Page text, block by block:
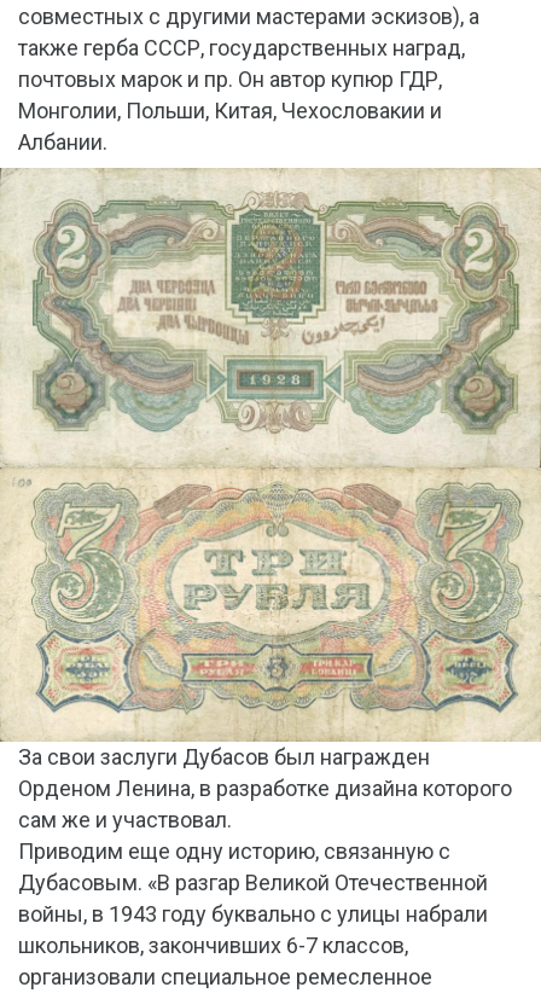
совместных с другими мастерами эскизов), а
также герба СССР, государственных наград,
почтовых марок и пр. Он автор купюр ГДР,
Монголии, Польши, Китая, Чехословакии и
Албании.
За свои заслуги Дубасов был награжден
Орденом Ленина, в разработке дизайна которого
сам же и участвовал.
Приводим еще одну историю, связанную с
Дубасовым. «В разгар Великой Отечественной
войны, в 1943 году буквально с улицы набрали
школьников, закончивших 6-7 классов,
организовали специальное ремесленное